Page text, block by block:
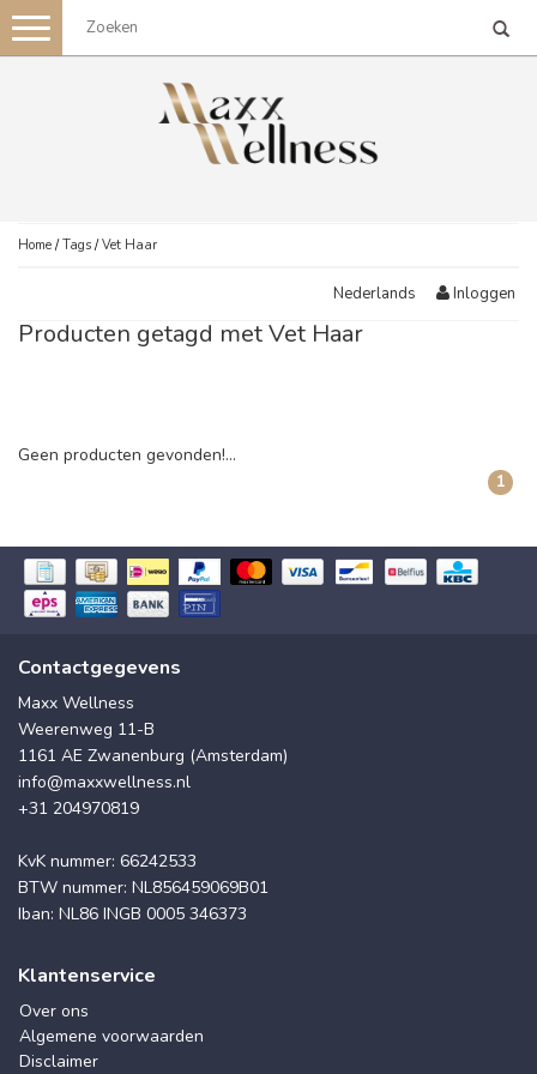
Toggle
navigation
Home /Tags /Vet Haar
Nederlands Inloggen
Producten getagd met Vet Haar
Geen producten gevonden!...
1
Contactgegevens
Maxx Wellness
Weerenweg 11-B
1161 AE Zwanenburg (Amsterdam)
info@maxxwellness.nl
+31 204970819
KvK nummer: 66242533
BTW nummer: NL856459069B01
Iban: NL86 INGB 0005 346373
Klantenservice
Over ons
Algemene voorwaarden
Disclaimer